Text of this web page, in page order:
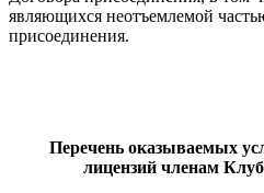
являющихся неотъемлемой
присоединения.
Перечень оказываемых
лицензий членам